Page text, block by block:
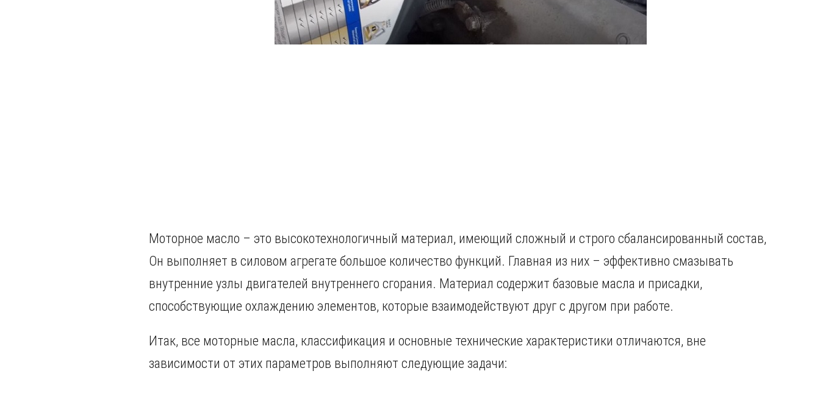
Моторное масло – это высокотехнологичный материал, имеющий сложный и строго сбалансированный состав,
Он выполняет в силовом агрегате большое количество функций. Главная из них – эффективно смазывать
внутренние узлы двигателей внутреннего сгорания. Материал содержит базовые масла и присадки,
способствующие охлаждению элементов, которые взаимодействуют друг с другом при работе.
Итак, все моторные масла, классификация и основные технические характеристики отличаются, вне
зависимости от этих параметров выполняют следующие задачи: